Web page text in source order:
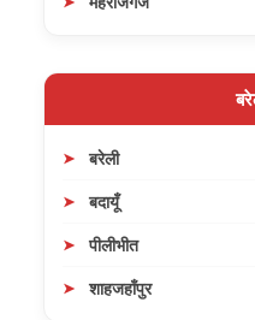
बरेली
बदायूँ
पीलीभीत
शाहजहाँपुर